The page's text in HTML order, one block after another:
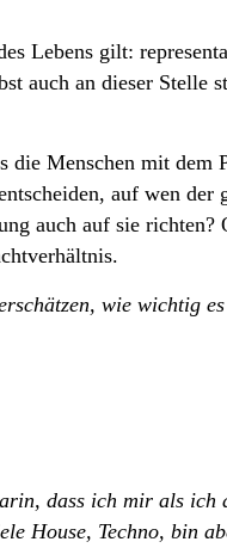
Lebens gilt:
auch an dieser
die Menschen mit
auf wen
auch auf sie
wie wichtig
dass ich mir als ich
House, Techno, bin